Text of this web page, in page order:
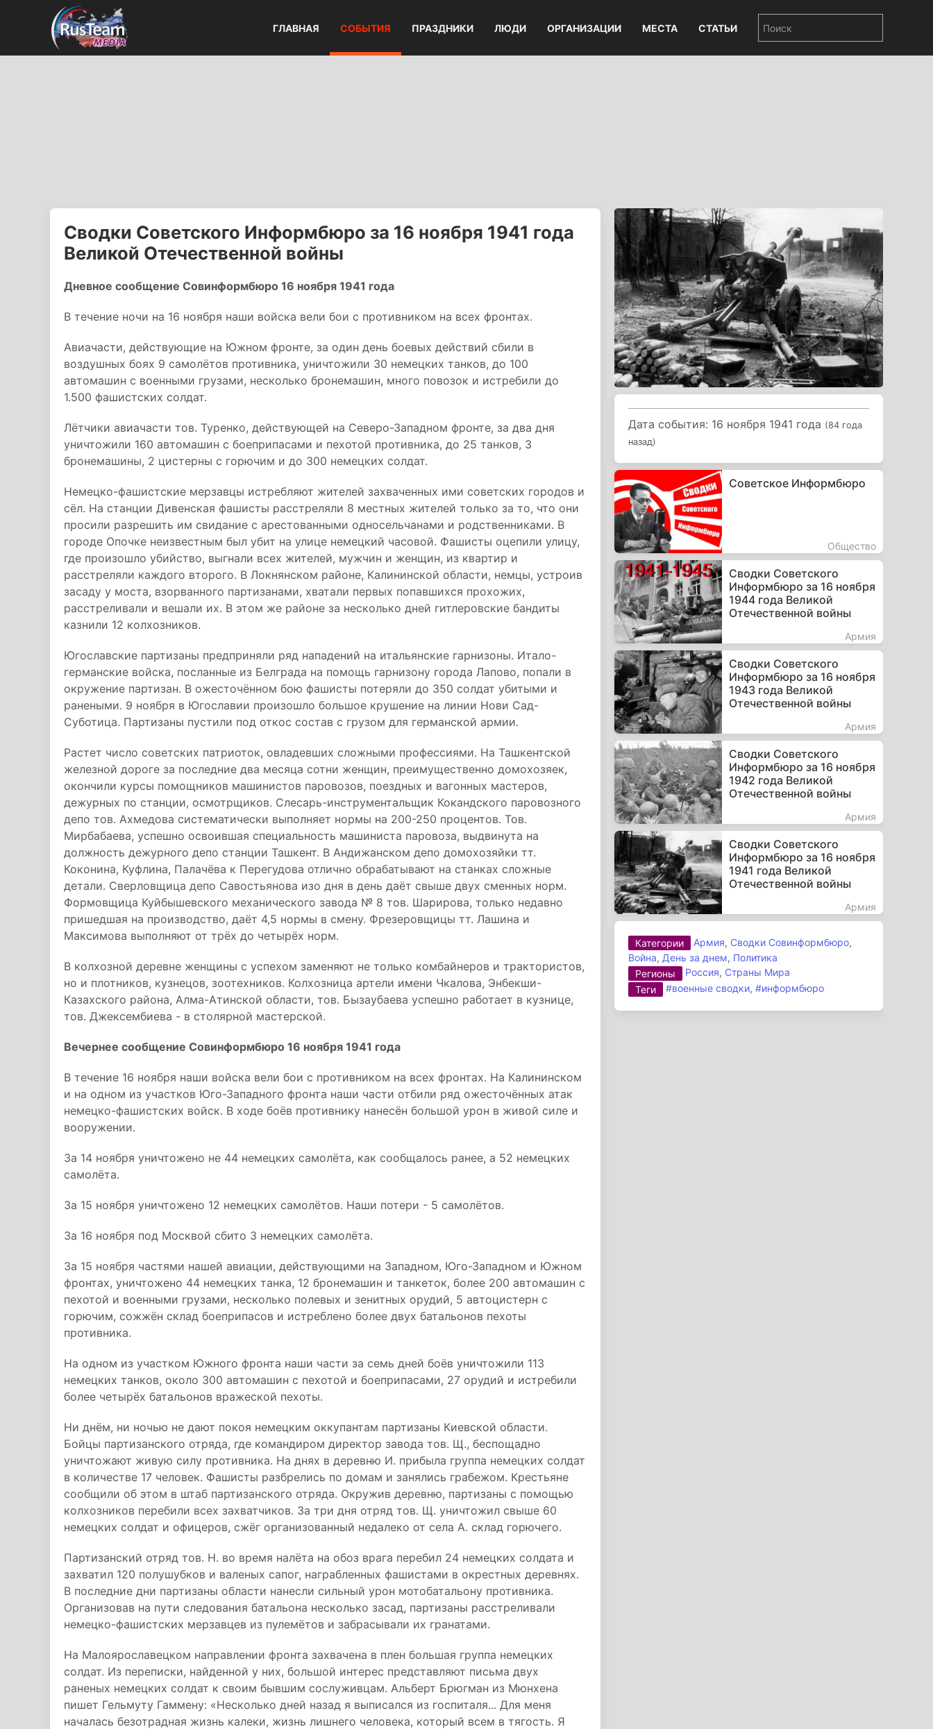
ГЛАВНАЯ СОБЫТИЯ ПРАЗДНИКИ ЛЮДИ ОРГАНИЗАЦИИ МЕСТА СТАТЬИ
Сводки Советского Информбюро за 16 ноября 1941 года
Великой Отечественной войны
Дневное сообщение Совинформбюро 16 ноября 1941 года
В течение ночи на 16 ноября наши войска вели бои с противником на всех фронтах.
Авиачасти, действующие на Южном фронте, за один день боевых действий сбили в
воздушных боях 9 самолётов противника, уничтожили 30 немецких танков, до 100
автомашин с военными грузами, несколько бронемашин, много повозок и истребили до
1.500 фашистских солдат.
Лётчики авиачасти тов. Туренко, действующей на Северо-Западном фронте, за два дня
уничтожили 160 автомашин с боеприпасами и пехотой противника, до 25 танков, 3
бронемашины, 2 цистерны с горючим и до 300 немецких солдат.
Немецко-фашистские мерзавцы истребляют жителей захваченных ими советских городов и
сёл. На станции Дивенская фашисты расстреляли 8 местных жителей только за то, что они
просили разрешить им свидание с арестованными односельчанами и родственниками. В
городе Опочке неизвестным был убит на улице немецкий часовой. Фашисты оцепили улицу,
где произошло убийство, выгнали всех жителей, мужчин и женщин, из квартир и
расстреляли каждого второго. В Локнянском районе, Калининской области, немцы, устроив
засаду у моста, взорванного партизанами, хватали первых попавшихся прохожих,
расстреливали и вешали их. В этом же районе за несколько дней гитлеровские бандиты
казнили 12 колхозников.
Югославские партизаны предприняли ряд нападений на итальянские гарнизоны. Итало-
германские войска, посланные из Белграда на помощь гарнизону города Лапово, попали в
окружение партизан. В ожесточённом бою фашисты потеряли до 350 солдат убитыми и
ранеными. 9 ноября в Югославии произошло большое крушение на линии Нови Сад-
Суботица. Партизаны пустили под откос состав с грузом для германской армии.
Растет число советских патриоток, овладевших сложными профессиями. На Ташкентской
железной дороге за последние два месяца сотни женщин, преимущественно домохозяек,
окончили курсы помощников машинистов паровозов, поездных и вагонных мастеров,
дежурных по станции, осмотрщиков. Слесарь-инструментальщик Кокандского паровозного
депо тов. Ахмедова систематически выполняет нормы на 200-250 процентов. Тов.
Мирбабаева, успешно освоившая специальность машиниста паровоза, выдвинута на
должность дежурного депо станции Ташкент. В Андижанском депо домохозяйки тт.
Коконина, Куфлина, Палачёва к Перегудова отлично обрабатывают на станках сложные
детали. Сверловщица депо Савостьянова изо дня в день даёт свыше двух сменных норм.
Формовщица Куйбышевского механического завода № 8 тов. Шарирова, только недавно
пришедшая на производство, даёт 4,5 нормы в смену. Фрезеровщицы тт. Лашина и
Максимова выполняют от трёх до четырёх норм.
В колхозной деревне женщины с успехом заменяют не только комбайнеров и трактористов,
но и плотников, кузнецов, зоотехников. Колхозница артели имени Чкалова, Энбекши-
Казахского района, Алма-Атинской области, тов. Бызаубаева успешно работает в кузнице,
тов. Джексембиева - в столярной мастерской.
Вечернее сообщение Совинформбюро 16 ноября 1941 года
В течение 16 ноября наши войска вели бои с противником на всех фронтах. На Калининском
и на одном из участков Юго-Западного фронта наши части отбили ряд ожесточённых атак
немецко-фашистских войск. В ходе боёв противнику нанесён большой урон в живой силе и
вооружении.
За 14 ноября уничтожено не 44 немецких самолёта, как сообщалось ранее, а 52 немецких
самолёта.
За 15 ноября уничтожено 12 немецких самолётов. Наши потери - 5 самолётов.
За 16 ноября под Москвой сбито 3 немецких самолёта.
За 15 ноября частями нашей авиации, действующими на Западном, Юго-Западном и Южном
фронтах, уничтожено 44 немецких танка, 12 бронемашин и танкеток, более 200 автомашин с
пехотой и военными грузами, несколько полевых и зенитных орудий, 5 автоцистерн с
горючим, сожжён склад боеприпасов и истреблено более двух батальонов пехоты
противника.
На одном из участком Южного фронта наши части за семь дней боёв уничтожили 113
немецких танков, около 300 автомашин с пехотой и боеприпасами, 27 орудий и истребили
более четырёх батальонов вражеской пехоты.
Ни днём, ни ночью не дают покоя немецким оккупантам партизаны Киевской области.
Бойцы партизанского отряда, где командиром директор завода тов. Щ., беспощадно
уничтожают живую силу противника. На днях в деревню И. прибыла группа немецких солдат
в количестве 17 человек. Фашисты разбрелись по домам и занялись грабежом. Крестьяне
сообщили об этом в штаб партизанского отряда. Окружив деревню, партизаны с помощью
колхозников перебили всех захватчиков. За три дня отряд тов. Щ. уничтожил свыше 60
немецких солдат и офицеров, сжёг организованный недалеко от села А. склад горючего.
Партизанский отряд тов. Н. во время налёта на обоз врага перебил 24 немецких солдата и
захватил 120 полушубков и валеных сапог, награбленных фашистами в окрестных деревнях.
В последние дни партизаны области нанесли сильный урон мотобатальону противника.
Организовав на пути следования батальона несколько засад, партизаны расстреливали
немецко-фашистских мерзавцев из пулемётов и забрасывали их гранатами.
На Малоярославецком направлении фронта захвачена в плен большая группа немецких
солдат. Из переписки, найденной у них, большой интерес представляют письма двух
раненых немецких солдат к своим бывшим сослуживцам. Альберт Брюгман из Мюнхена
пишет Гельмуту Гаммену: «Несколько дней назад я выписался из госпиталя... Для меня
началась безотрадная жизнь калеки, жизнь лишнего человека, который всем в тягость. Я
Дата события: 16 ноября 1941 года (84 года
назад)
Советское Информбюро
Общество
Сводки Советского
Информбюро за 16 ноября
1944 года Великой
Отечественной войны
Армия
Сводки Советского
Информбюро за 16 ноября
1943 года Великой
Отечественной войны
Армия
Сводки Советского
Информбюро за 16 ноября
1942 года Великой
Отечественной войны
Армия
Сводки Советского
Информбюро за 16 ноября
1941 года Великой
Отечественной войны
Армия
Категории Армия, Сводки Совинформбюро,
Война, День за днем, Политика
Регионы
Россия, Страны Мира
Теги
#военные сводки,#информбюро